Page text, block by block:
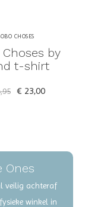
CHOSES
Choses by
t-shirt
€ 23,00
Ones
veilig achteraf
winkel in